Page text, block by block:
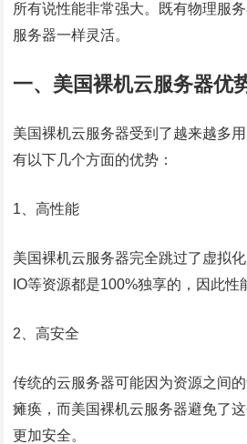
所有说性能非常强大。既有物理服
服务器一样灵活。
一、美国裸机云服务器优
美国裸机云服务器受到了越来越多
有以下几个方面的优势：
1、高性能
美国裸机云服务器完全跳过了虚拟
IO等资源都是100%独享的，因此性
2、高安全
传统的云服务器可能因为资源之间
瘫痪，而美国裸机云服务器避免了
更加安全。